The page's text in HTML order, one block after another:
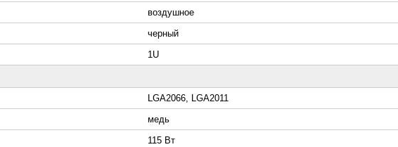
воздушное
черный
1U
LGA2066, LGA2011
медь
115 Вт